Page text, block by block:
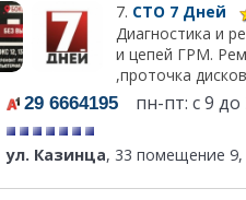
7. СТО 7 Дней
Диагностика и
и цепей ГРМ.
,проточка
29 6664195 пн-пт: с 9 до
ул. Казинца, 33 помещение 9,